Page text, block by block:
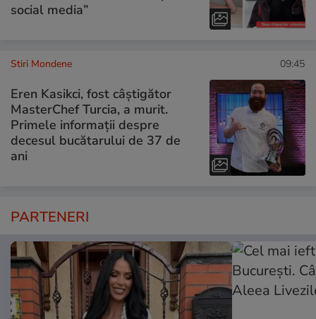
social media”
Stiri Mondene 09:45
Eren Kasikci, fost câștigător
MasterChef Turcia, a murit.
Primele informații despre
decesul bucătarului de 37 de
ani
PARTENERI